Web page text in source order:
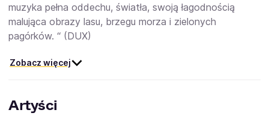
muzyka pełna oddechu, światła, swoją łagodnością
malująca obrazy lasu, brzegu morza i zielonych
pagórków. “ (DUX)
Zobacz więcej
Artyści